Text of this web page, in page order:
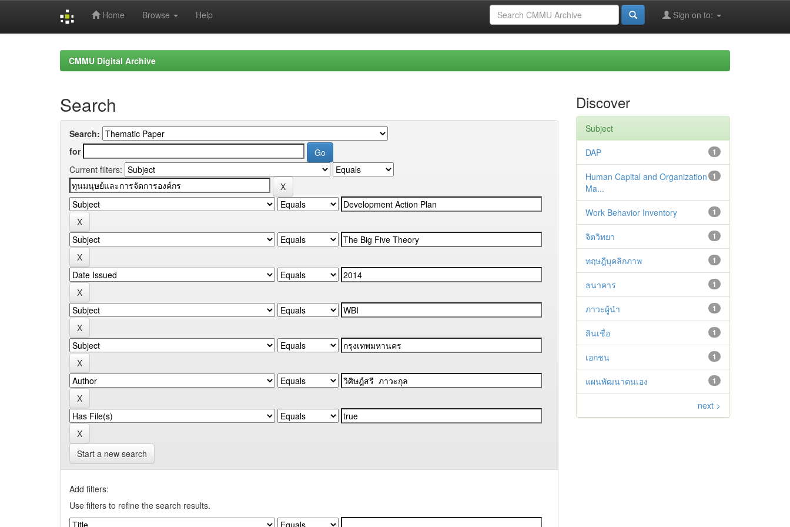
Home Browse Help Sign on to:
CMMU Digital Archive
Search
Search:
for
Current filters:
Start a new search
Add filters:
Use filters to refine the search results.
Discover
Subject
1
DAP
1
Human Capital and Organization
Ma...
1
Work Behavior Inventory
1
จิตวิทยา
1
ทฤษฎีบุคลิกภาพ
1
ธนาคาร
1
ภาวะผู้นำ
1
สินเชื่อ
1
เอกชน
1
แผนพัฒนาตนเอง
next >